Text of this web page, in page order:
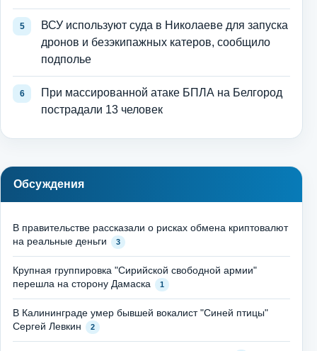
ВСУ используют суда в Николаеве для запуска
дронов и безэкипажных катеров, сообщило
подполье
При массированной атаке БПЛА на Белгород
пострадали 13 человек
Обсуждения
В правительстве рассказали о рисках обмена криптовалют
на реальные деньги
3
Крупная группировка "Сирийской свободной армии"
перешла на сторону Дамаска
1
В Калининграде умер бывшей вокалист "Синей птицы"
Сергей Левкин
2